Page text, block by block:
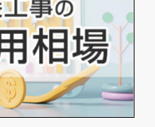
自集計したランキングを公